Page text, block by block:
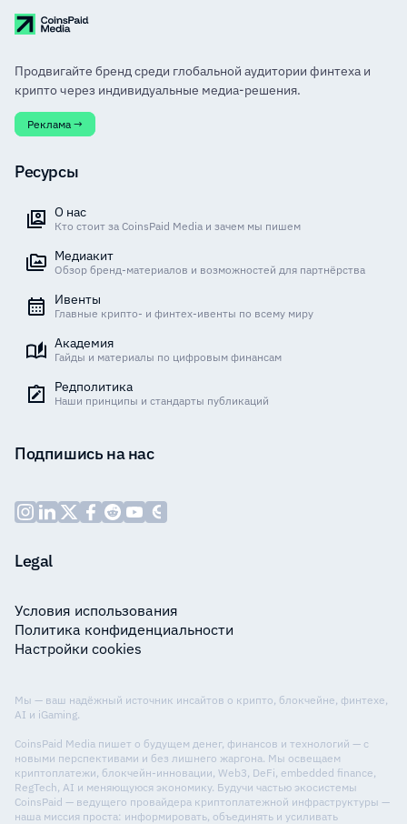
Продвигайте бренд среди глобальной аудитории финтеха и
крипто через индивидуальные медиа-решения.
Реклама →
Ресурсы
О нас
Кто стоит за CoinsPaid Media и зачем мы пишем
Медиакит
Обзор бренд-материалов и возможностей для партнёрства
Ивенты
Главные крипто- и финтех-ивенты по всему миру
Академия
Гайды и материалы по цифровым финансам
Редполитика
Наши принципы и стандарты публикаций
Подпишись на нас
Legal
Условия использования
Политика конфиденциальности
Настройки cookies
Мы — ваш надёжный источник инсайтов о крипто, блокчейне, финтехе,
AI и iGaming.
CoinsPaid Media пишет о будущем денег, финансов и технологий — с
новыми перспективами и без лишнего жаргона. Мы освещаем
криптоплатежи, блокчейн-инновации, Web3, DeFi, embedded finance,
RegTech, AI и меняющуюся экономику. Будучи частью экосистемы
CoinsPaid — ведущего провайдера криптоплатежной инфраструктуры —
наша миссия проста: информировать, объединять и усиливать